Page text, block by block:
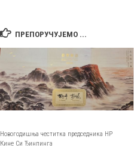
ПРЕПОРУЧУЈЕМО ...
Новогодишња честитка председника НР
Кине Си Ђинпинга